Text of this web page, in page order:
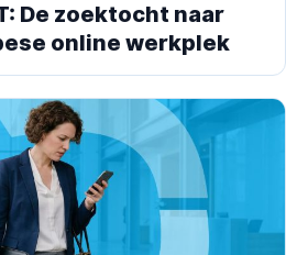
De zoektocht naar
online werkplek